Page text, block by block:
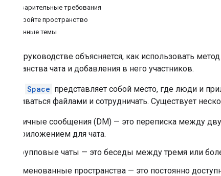
Предварительные требования
Обустройте пространство
Связанные темы
В этом руководстве объясняется, как использовать метод
пространства чата и добавления в него участников.
Space представляет собой место, где люди и
обмениваться файлами и сотрудничать. Существует
Личные сообщения (DM) — это переписка между
приложением для чата.
Групповые чаты — это беседы между тремя или
Именованные пространства — это постоянно